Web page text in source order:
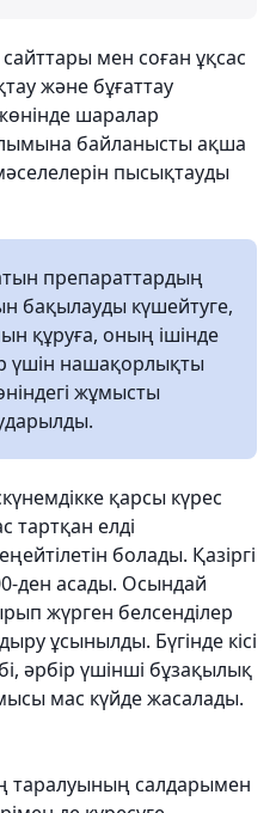
мен соған ұқсас
және бұғаттау
жөнінде шаралар
байланысты ақша
пысықтауды
препараттардың
бақылауды күшейтуге,
құруға, оның ішінде
үшін нашақорлықты
жұмысты
қарсы күрес
тартқан елді
болады. Қазіргі
ден асады. Осындай
жүрген белсенділер
ұсынылды. Бүгінде кісі
әрбір үшінші бұзақылық
мас күйде жасалады.
таралуының салдарымен